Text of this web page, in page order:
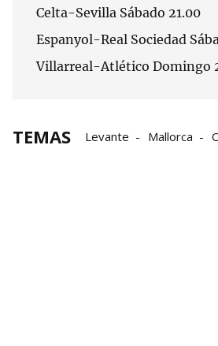
Celta-Sevilla Sábado 21.00
Espanyol-Real Sociedad
Villarreal-Atlético Domingo
TEMAS Levante Mallorca